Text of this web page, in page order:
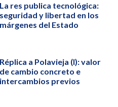
La res publica tecnológica:
seguridad y libertad en los
márgenes del Estado
Réplica a Polavieja (I): valor
de cambio concreto e
intercambios previos